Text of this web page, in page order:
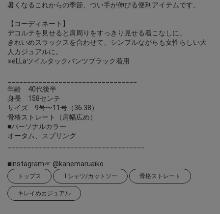
暑くなるこれからの季節、つい手が伸びる便利アイテムです。
【コーディネート】
デコルテを見せると肩周りをすっきり見せる着こなしに。
きれいめスラックスを合わせて、シンプルながらも女性らしい大
人カジュアルに。
※eLLaツイルタックパンツブラック着用
年齢 40代後半
身長 158センチ
サイズ 9号〜11号（36.38）
骨格ストレート（肩幅広め）
■パーソナルカラー
オータム、スプリング
■Instagram☞ @kanemaruaiko
トップス Tシャツ/カットソー 骨格ストレート
キレイめカジュアル